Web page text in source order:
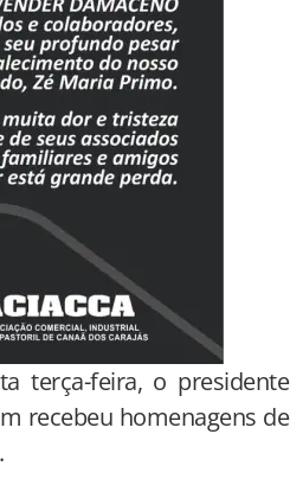
terça-feira, o presidente
recebeu homenagens de